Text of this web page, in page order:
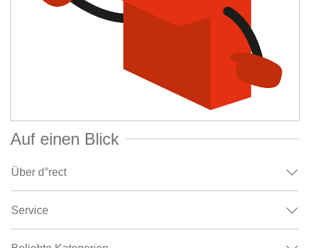
Auf einen Blick
Über d°rect
Service